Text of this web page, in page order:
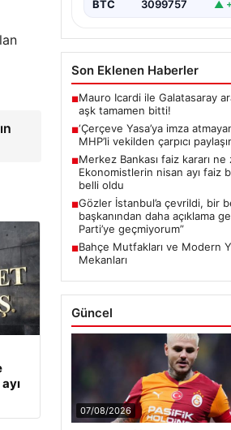
BTC 3099757 ▲
Son Eklenen Haberler
■Mauro Icardi ile Galatasaray
aşk tamamen bitti!
■‘Çerçeve Yasa’ya imza
MHP’li vekilden çarpıcı
■Merkez Bankası faiz kararı ne
Ekonomistlerin nisan ayı faiz
belli oldu
■Gözler İstanbul’a çevrildi, bir
başkanından daha açıklama
Parti’ye geçmiyorum”
■Bahçe Mutfakları ve Modern
Mekanları
Güncel
07/08/2026